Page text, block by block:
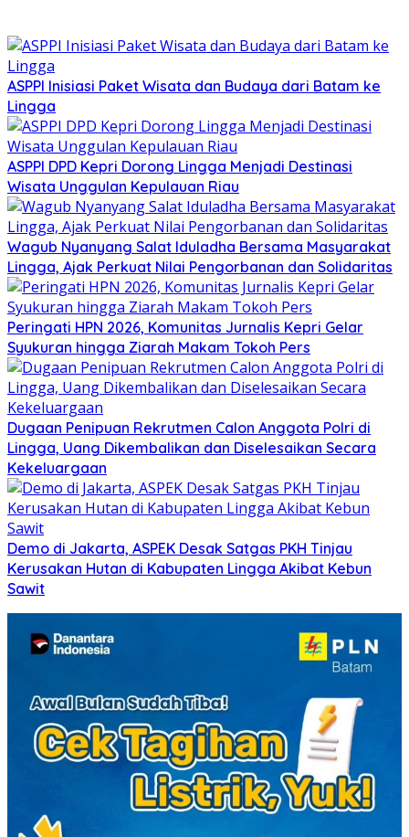
ASPPI Inisiasi Paket Wisata dan Budaya dari Batam ke
Lingga
ASPPI DPD Kepri Dorong Lingga Menjadi Destinasi
Wisata Unggulan Kepulauan Riau
Wagub Nyanyang Salat Iduladha Bersama Masyarakat
Lingga, Ajak Perkuat Nilai Pengorbanan dan Solidaritas
Peringati HPN 2026, Komunitas Jurnalis Kepri Gelar
Syukuran hingga Ziarah Makam Tokoh Pers
Dugaan Penipuan Rekrutmen Calon Anggota Polri di
Lingga, Uang Dikembalikan dan Diselesaikan Secara
Kekeluargaan
Demo di Jakarta, ASPEK Desak Satgas PKH Tinjau
Kerusakan Hutan di Kabupaten Lingga Akibat Kebun
Sawit